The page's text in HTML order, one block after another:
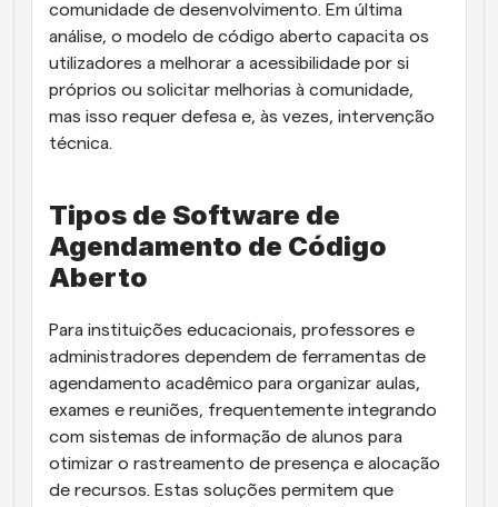
comunidade de desenvolvimento. Em última
análise, o modelo de código aberto capacita os
utilizadores a melhorar a acessibilidade por si
próprios ou solicitar melhorias à comunidade,
mas isso requer defesa e, às vezes, intervenção
técnica.
Tipos de Software de
Agendamento de Código
Aberto
Para instituições educacionais, professores e
administradores dependem de ferramentas de
agendamento acadêmico para organizar aulas,
exames e reuniões, frequentemente integrando
com sistemas de informação de alunos para
otimizar o rastreamento de presença e alocação
de recursos. Estas soluções permitem que